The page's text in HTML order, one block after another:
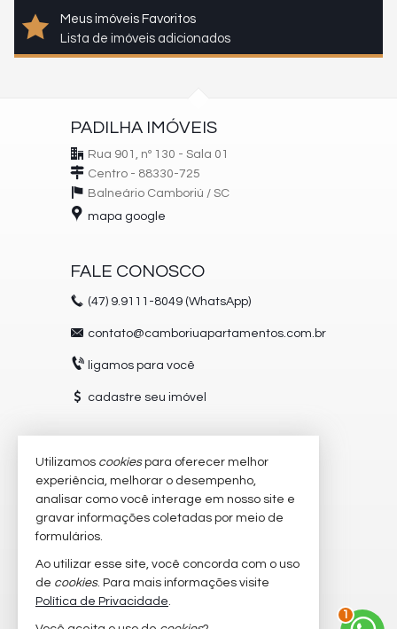
Meus imóveis Favoritos
Lista de imóveis adicionados
PADILHA IMÓVEIS
Rua 901, nº 130 - Sala 01
Centro - 88330-725
Balneário Camboriú / SC
mapa google
FALE CONOSCO
(47) 9.9111-8049 (WhatsApp)
contato@camboriuapartamentos.com.br
ligamos para você
cadastre seu imóvel
VEJA MAIS
receba nosso newsletter
imóveis favoritos
mapa de imóveis
Utilizamos cookiespara oferecer melhor
experiência, melhorar o desempenho,
analisar como você interage em nosso site e
gravar informações coletadas por meio de
formulários.
Ao utilizar esse site, você concorda com o uso
de cookies. Para mais informações visite
Política de Privacidade.